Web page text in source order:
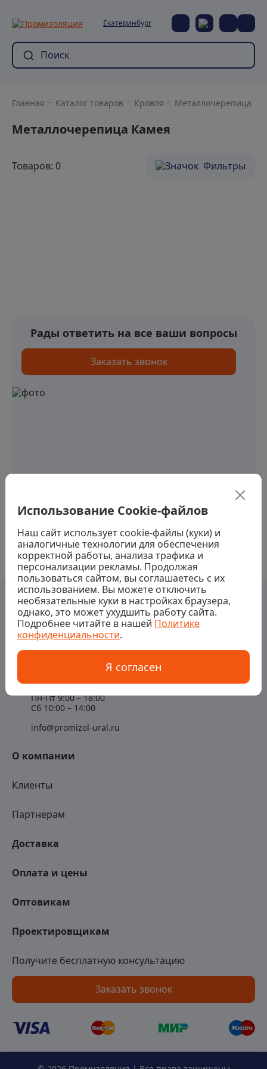
Екатеринбург
Главная Каталог товаров Кровля Металлочерепица
Металлочерепица Камея
Товаров: 0 Фильтры
Рады ответить на все ваши вопросы
Заказать звонок
Получите бесплатную консультацию
Заказать звонок
О компании
Клиенты
Партнерам
Доставка
Оплата и цены
Оптовикам
Проектировщикам
Контакты
Пн-Пт 9:00 – 18:00
Сб 10:00 – 14:00
info@promizol-ural.ru
Использование Cookie-файлов
Наш сайт использует cookie-файлы (куки) и
аналогичные технологии для обеспечения
корректной работы, анализа трафика и
персонализации рекламы. Продолжая
пользоваться сайтом, вы соглашаетесь с их
использованием. Вы можете отключить
необязательные куки в настройках браузера,
однако, это может ухудшить работу сайта.
Подробнее читайте в нашей Политике
конфиденциальности.
Я согласен